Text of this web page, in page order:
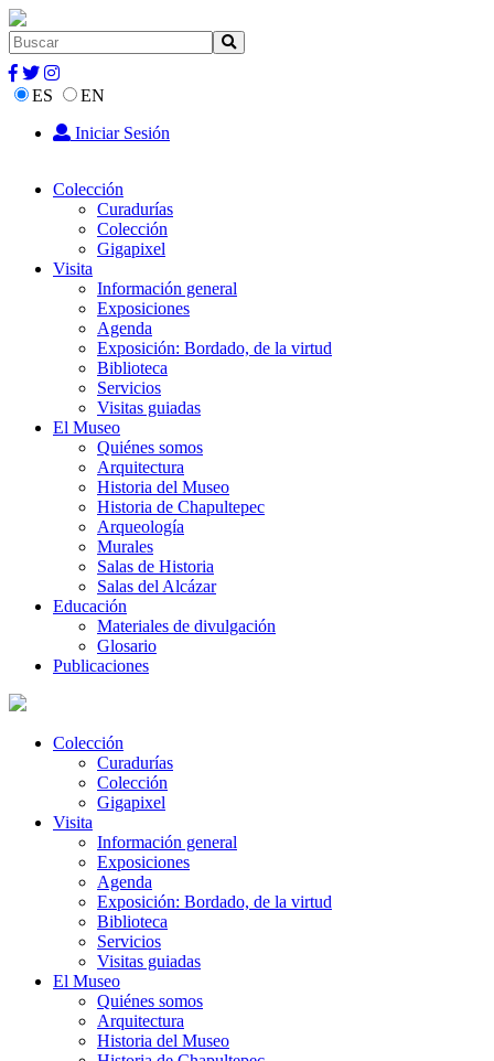
ES
EN
Iniciar Sesión
Colección
Curadurías
Colección
Gigapixel
Visita
Información general
Exposiciones
Agenda
Exposición: Bordado, de la virtud
Biblioteca
Servicios
Visitas guiadas
El Museo
Quiénes somos
Arquitectura
Historia del Museo
Historia de Chapultepec
Arqueología
Murales
Salas de Historia
Salas del Alcázar
Educación
Materiales de divulgación
Glosario
Publicaciones
Colección
Curadurías
Colección
Gigapixel
Visita
Información general
Exposiciones
Agenda
Exposición: Bordado, de la virtud
Biblioteca
Servicios
Visitas guiadas
El Museo
Quiénes somos
Arquitectura
Historia del Museo